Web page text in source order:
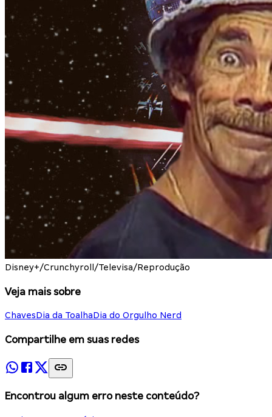
Disney+/Crunchyroll/Televisa/Reprodução
Veja mais sobre
ChavesDia da ToalhaDia do Orgulho Nerd
Compartilhe em suas redes
Encontrou algum erro neste conteúdo?